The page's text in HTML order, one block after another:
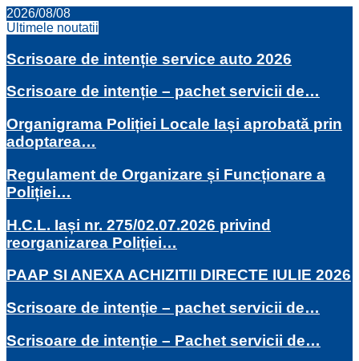
2026/08/08
Ultimele noutatii
Scrisoare de intenție service auto 2026
Scrisoare de intenție – pachet servicii de…
Organigrama Poliției Locale Iași aprobată prin
adoptarea…
Regulament de Organizare și Funcționare a
Poliției…
H.C.L. Iași nr. 275/02.07.2026 privind
reorganizarea Poliției…
PAAP SI ANEXA ACHIZITII DIRECTE IULIE 2026
Scrisoare de intenție – pachet servicii de…
Scrisoare de intenție – Pachet servicii de…